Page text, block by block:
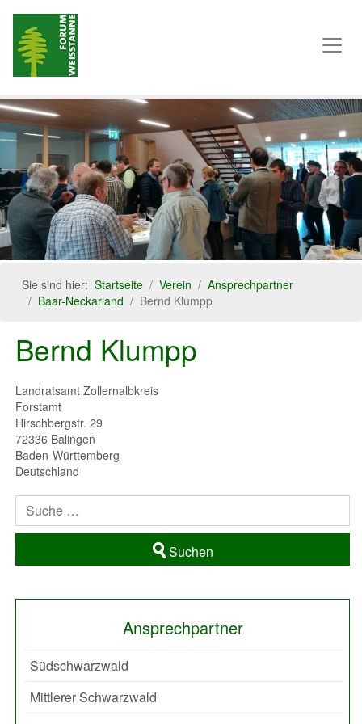
Sie sind hier:Startseite Verein
Ansprechpartner
Baar-Neckarland
Bernd Klumpp
Bernd Klumpp
Landratsamt Zollernalbkreis
Forstamt
Hirschbergstr. 29
72336 Balingen
Baden-Württemberg
Deutschland
Suchen
Ansprechpartner
Südschwarzwald
Mittlerer Schwarzwald